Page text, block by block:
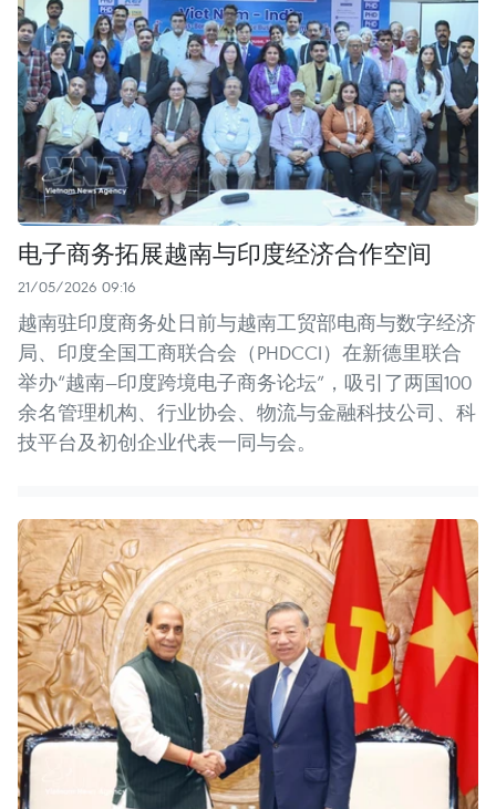
电子商务拓展越南与印度经济合作空间
21/05/2026 09:16
越南驻印度商务处日前与越南工贸部电商与数字经济
局、印度全国工商联合会（PHDCCI）在新德里联合
举办“越南—印度跨境电子商务论坛”，吸引了两国100
余名管理机构、行业协会、物流与金融科技公司、科
技平台及初创企业代表一同与会。